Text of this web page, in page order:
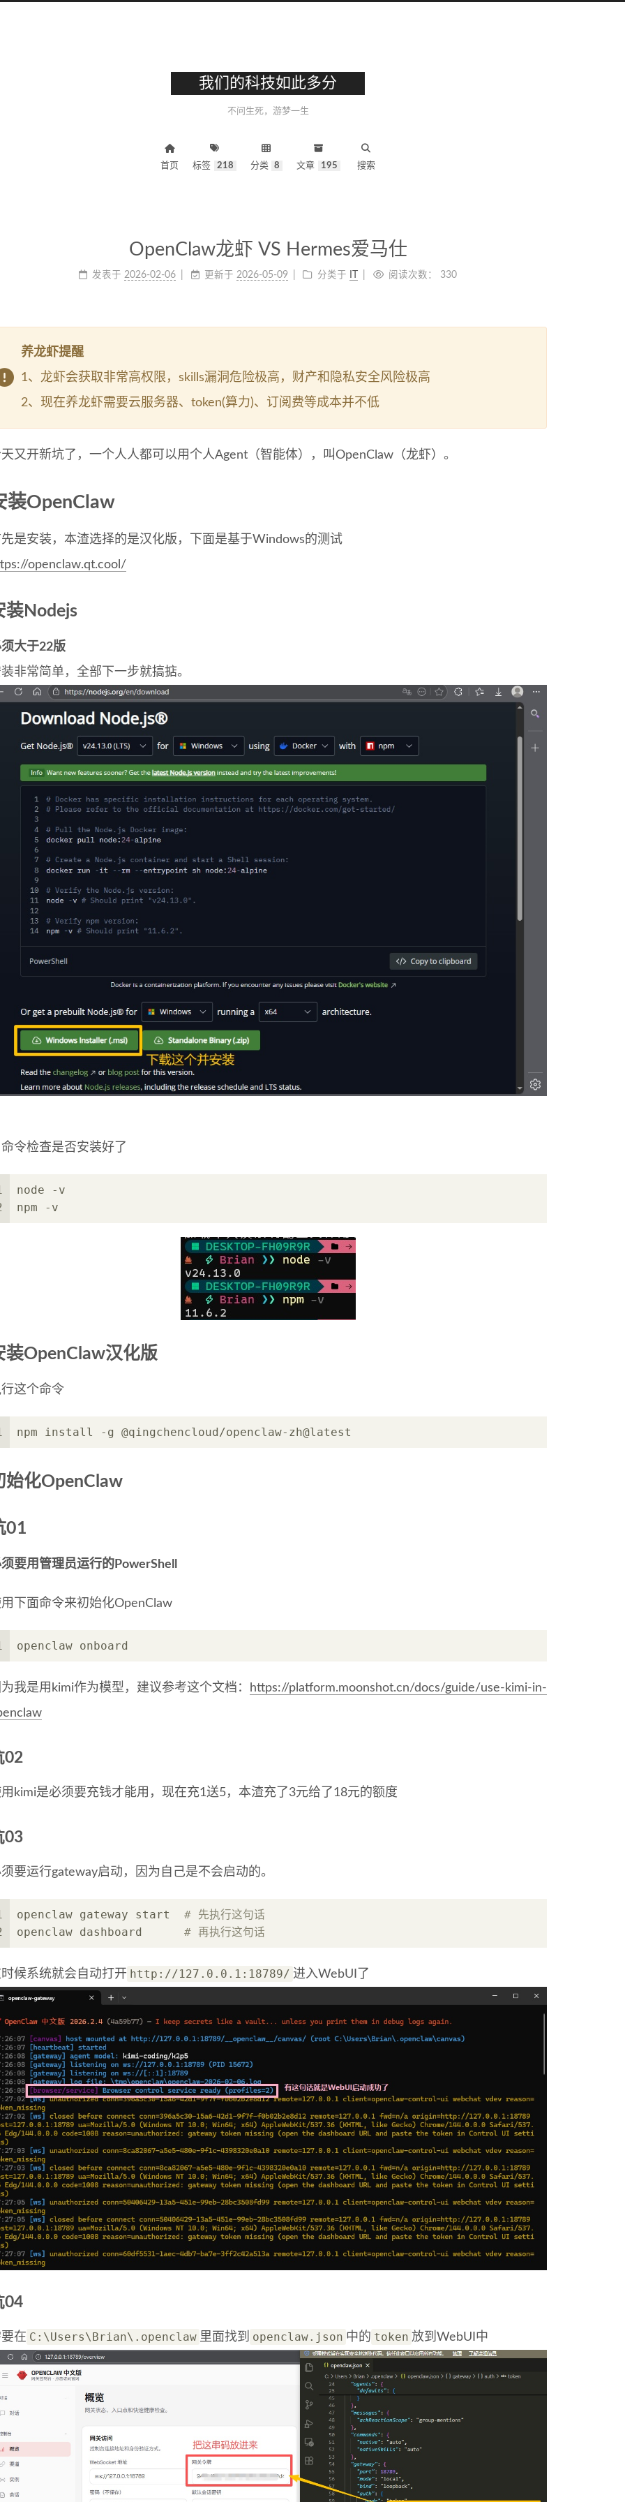
我们的科技如此多分
不问生死，游梦一生
首页 标签 218 分类 8 文章 195 搜索
OpenClaw龙虾 VS Hermes爱马仕
发表于 2026-02-06 更新于 2026-05-09 分类于 阅读次数： 330
养龙虾提醒
1、龙虾会获取非常高权限，skills漏洞危险极高，财产和隐私安全风险极高
2、现在养龙虾需要云服务器、token(算力)、订阅费等成本并不低
又开新坑了，一个人人都可以用个人Agent（智能体），叫OpenClaw（龙虾）。
装OpenClaw
是安装，本渣选择的是汉化版，下面是基于Windows的测试
openclaw.qt.cool/
装Nodejs
大于22版
非常简单，全部下一步就搞掂。
令检查是否安装好了
node -v
npm -v
装OpenClaw汉化版
这个命令
npm install -g @qingchencloud/openclaw-zh@latest
始化OpenClaw
01
要用管理员运行的PowerShell
下面命令来初始化OpenClaw
openclaw onboard
我是用kimi作为模型，建议参考这个文档：
https://platform.moonshot.cn/docs/guide/use-kimi-in-
02
kimi是必须要充钱才能用，现在充1送5，本渣充了3元给了18元的额度
03
要运行gateway启动，因为自己是不会启动的。
openclaw gateway start # 先执行这句话
openclaw dashboard # 再执行这句话
候系统就会自动打开 http://127.0.0.1:18789/ 进入WebUI了
04
在 C:\Users\Brian\.openclaw 里面找到 openclaw.json 中的 token 放到WebUI中